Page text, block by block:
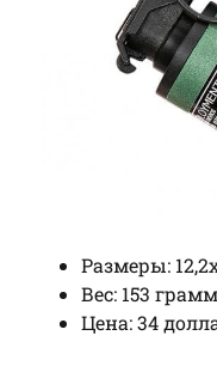
Размеры:
Вес: 153
Цена: 34